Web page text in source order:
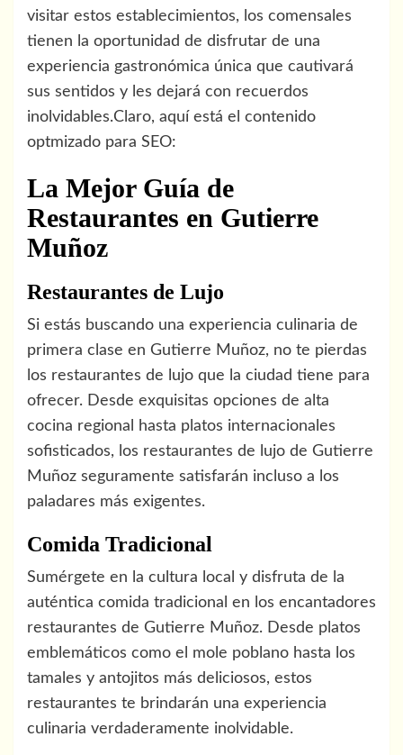
visitar estos establecimientos, los comensales
tienen la oportunidad de disfrutar de una
experiencia gastronómica única que cautivará
sus sentidos y les dejará con recuerdos
inolvidables.Claro, aquí está el contenido
optmizado para SEO:
La Mejor Guía de
Restaurantes en Gutierre
Muñoz
Restaurantes de Lujo
Si estás buscando una experiencia culinaria de
primera clase en Gutierre Muñoz, no te pierdas
los restaurantes de lujo que la ciudad tiene para
ofrecer. Desde exquisitas opciones de alta
cocina regional hasta platos internacionales
sofisticados, los restaurantes de lujo de Gutierre
Muñoz seguramente satisfarán incluso a los
paladares más exigentes.
Comida Tradicional
Sumérgete en la cultura local y disfruta de la
auténtica comida tradicional en los encantadores
restaurantes de Gutierre Muñoz. Desde platos
emblemáticos como el mole poblano hasta los
tamales y antojitos más deliciosos, estos
restaurantes te brindarán una experiencia
culinaria verdaderamente inolvidable.